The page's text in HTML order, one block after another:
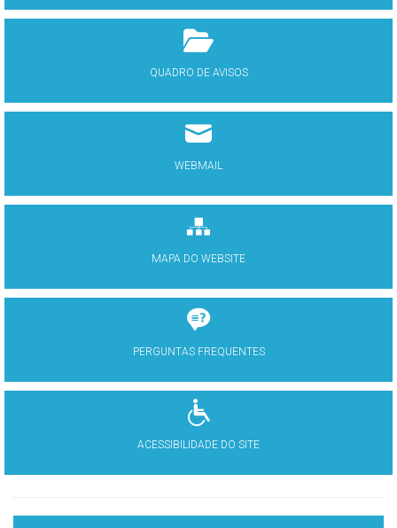
QUADRO DE AVISOS
WEBMAIL
MAPA DO WEBSITE
PERGUNTAS FREQUENTES
ACESSIBILIDADE DO SITE